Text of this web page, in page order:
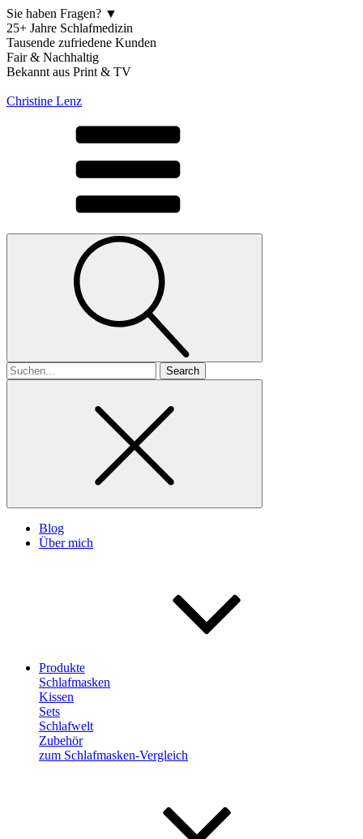
Sie haben Fragen? ▼
25+ Jahre Schlafmedizin
Tausende zufriedene Kunden
Fair & Nachhaltig
Bekannt aus Print & TV
Christine Lenz
Search
for
Blog
Über mich
Produkte
Schlafmasken
Kissen
Sets
Schlafwelt
Zubehör
zum Schlafmasken-Vergleich